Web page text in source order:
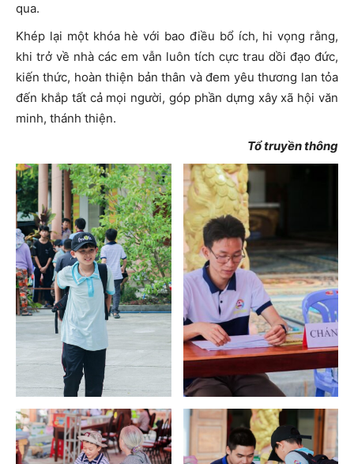
qua.
Khép lại một khóa hè với bao điều bổ ích, hi vọng rằng,
khi trở về nhà các em vẫn luôn tích cực trau dồi đạo đức,
kiến thức, hoàn thiện bản thân và đem yêu thương lan tỏa
đến khắp tất cả mọi người, góp phần dựng xây xã hội văn
minh, thánh thiện.
Tổ truyền thông